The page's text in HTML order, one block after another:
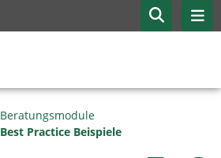
Beratungsmodule
Best Practice Beispiele